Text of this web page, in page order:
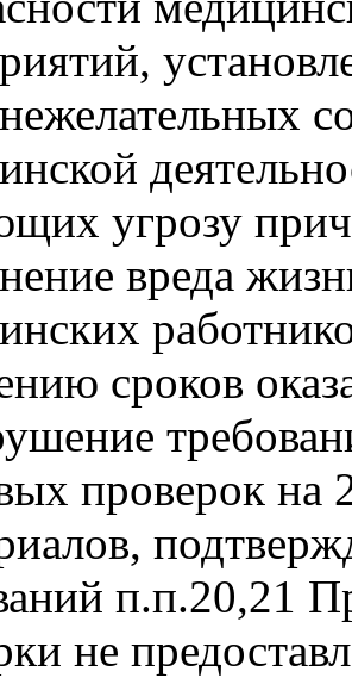
угрозу
вреда
сроков
проверок на
п.п.20,21
не